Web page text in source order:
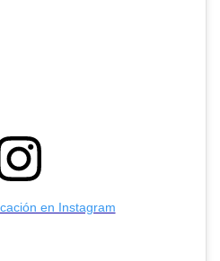
en Instagram